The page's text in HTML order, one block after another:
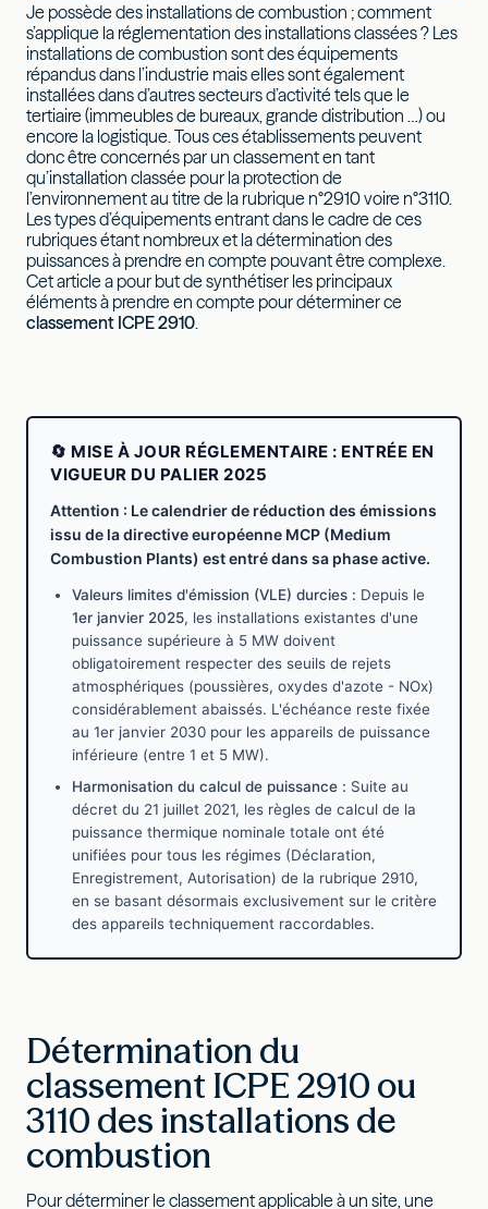
Je possède des installations de combustion ; comment
s’applique la réglementation des installations classées ? Les
installations de combustion sont des équipements
répandus dans l’industrie mais elles sont également
installées dans d’autres secteurs d’activité tels que le
tertiaire (immeubles de bureaux, grande distribution …) ou
encore la logistique. Tous ces établissements peuvent
donc être concernés par un classement en tant
qu’installation classée pour la protection de
l’environnement au titre de la rubrique n°2910 voire n°3110.
Les types d’équipements entrant dans le cadre de ces
rubriques étant nombreux et la détermination des
puissances à prendre en compte pouvant être complexe.
Cet article a pour but de synthétiser les principaux
éléments à prendre en compte pour déterminer ce
classement ICPE 2910.
🔄 MISE À JOUR RÉGLEMENTAIRE : ENTRÉE EN
VIGUEUR DU PALIER 2025
Attention : Le calendrier de réduction des émissions
issu de la directive européenne MCP (Medium
Combustion Plants) est entré dans sa phase active.
Valeurs limites d'émission (VLE) durcies : Depuis le
1er janvier 2025, les installations existantes d'une
puissance supérieure à 5 MW doivent
obligatoirement respecter des seuils de rejets
atmosphériques (poussières, oxydes d'azote - NOx)
considérablement abaissés. L'échéance reste fixée
au 1er janvier 2030 pour les appareils de puissance
inférieure (entre 1 et 5 MW).
Harmonisation du calcul de puissance : Suite au
décret du 21 juillet 2021, les règles de calcul de la
puissance thermique nominale totale ont été
unifiées pour tous les régimes (Déclaration,
Enregistrement, Autorisation) de la rubrique 2910,
en se basant désormais exclusivement sur le critère
des appareils techniquement raccordables.
Détermination du
classement ICPE 2910 ou
3110 des installations de
combustion
Pour déterminer le classement applicable à un site, une